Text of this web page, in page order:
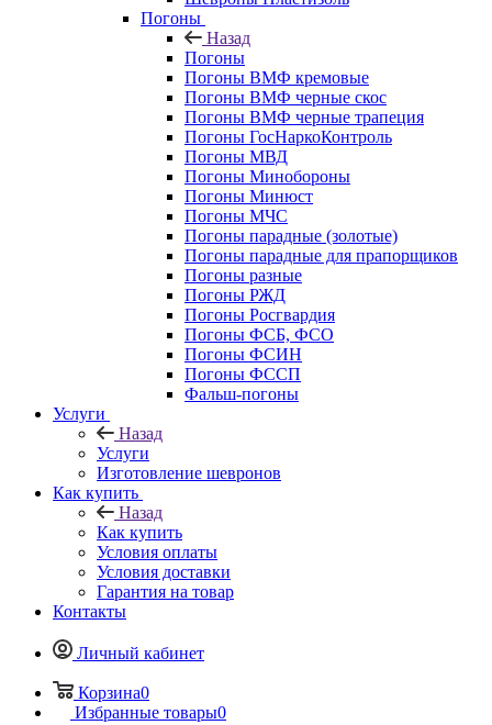
Погоны
Назад
Погоны
Погоны ВМФ кремовые
Погоны ВМФ черные скос
Погоны ВМФ черные трапеция
Погоны ГосНаркоКонтроль
Погоны МВД
Погоны Минобороны
Погоны Минюст
Погоны МЧС
Погоны парадные (золотые)
Погоны парадные для прапорщиков
Погоны разные
Погоны РЖД
Погоны Росгвардия
Погоны ФСБ, ФСО
Погоны ФСИН
Погоны ФССП
Фальш-погоны
Услуги
Назад
Услуги
Изготовление шевронов
Как купить
Назад
Как купить
Условия оплаты
Условия доставки
Гарантия на товар
Контакты
Личный кабинет
Корзина0
Избранные товары0